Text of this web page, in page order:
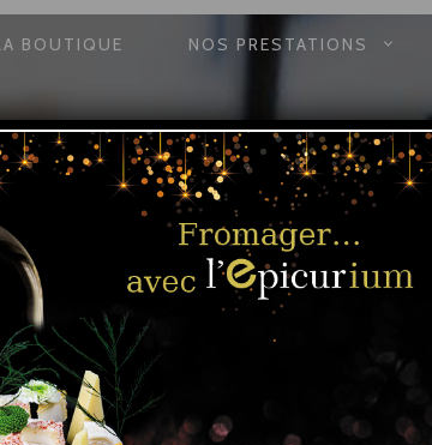
BOUTIQUE NOS PRESTATIONS